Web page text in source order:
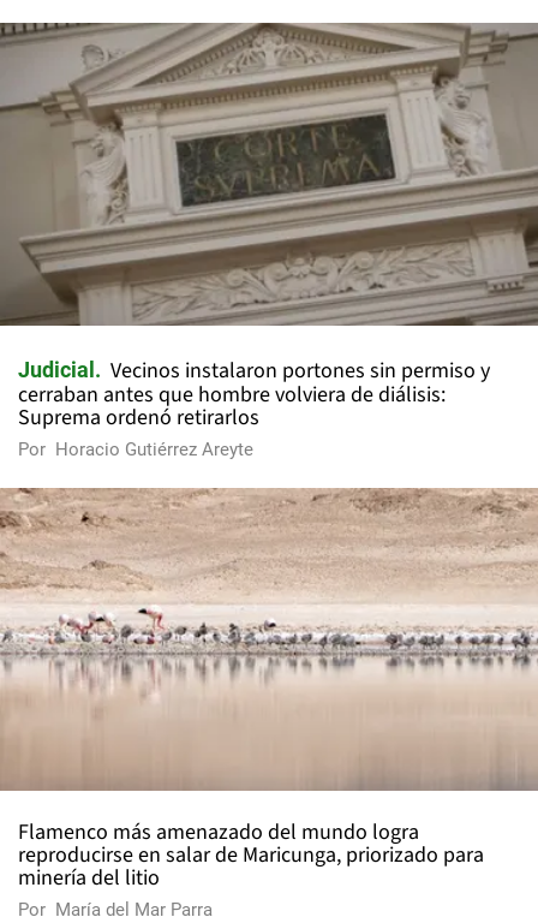
Judicial
Vecinos instalaron portones sin permiso y
cerraban antes que hombre volviera de diálisis:
Suprema ordenó retirarlos
Por Horacio Gutiérrez Areyte
Flamenco más amenazado del mundo logra
reproducirse en salar de Maricunga, priorizado para
minería del litio
Por María del Mar Parra